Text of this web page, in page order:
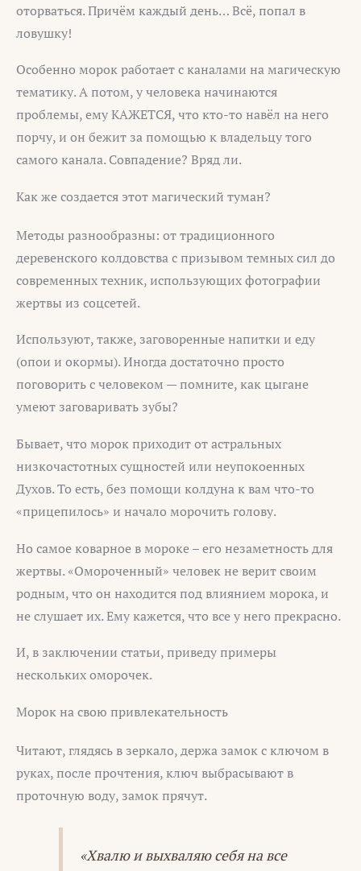
оторваться. Причём каждый день… Всё, попал в
ловушку!
Особенно морок работает с каналами на магическую
тематику. А потом, у человека начинаются
проблемы, ему КАЖЕТСЯ, что кто-то навёл на него
порчу, и он бежит за помощью к владельцу того
самого канала. Совпадение? Вряд ли.
Как же создается этот магический туман?
Методы разнообразны: от традиционного
деревенского колдовства с призывом темных сил до
современных техник, использующих фотографии
жертвы из соцсетей.
Используют, также, заговоренные напитки и еду
(опои и окормы). Иногда достаточно просто
поговорить с человеком — помните, как цыгане
умеют заговаривать зубы?
Бывает, что морок приходит от астральных
низкочастотных сущностей или неупокоенных
Духов. То есть, без помощи колдуна к вам что-то
«прицепилось» и начало морочить голову.
Но самое коварное в мороке – его незаметность для
жертвы. «Омороченный» человек не верит своим
родным, что он находится под влиянием морока, и
не слушает их. Ему кажется, что все у него прекрасно.
И, в заключении статьи, приведу примеры
нескольких оморочек.
Морок на свою привлекательность
Читают, глядясь в зеркало, держа замок с ключом в
руках, после прочтения, ключ выбрасывают в
проточную воду, замок прячут.
«Хвалю и выхваляю себя на все